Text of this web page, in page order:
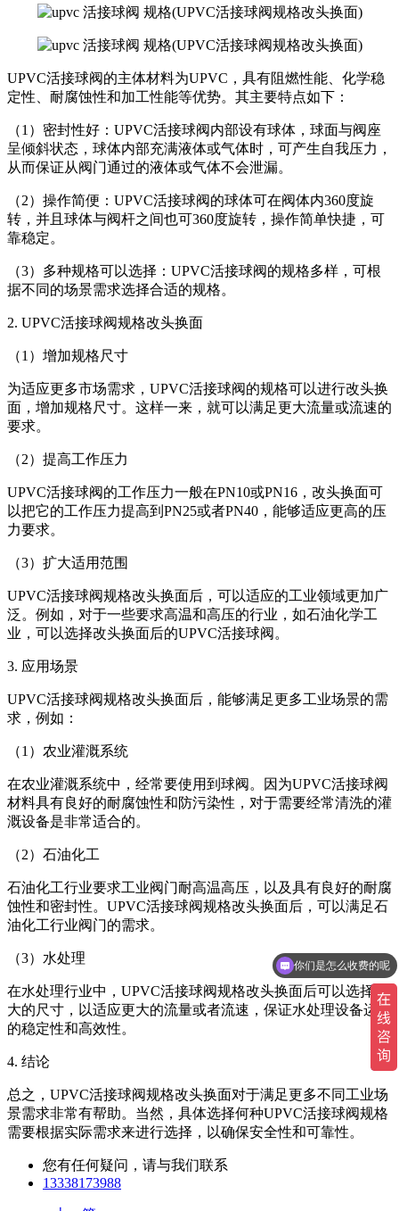
UPVC活接球阀的主体材料为UPVC，具有阻燃性能、化学稳
定性、耐腐蚀性和加工性能等优势。其主要特点如下：
（1）密封性好：UPVC活接球阀内部设有球体，球面与阀座
呈倾斜状态，球体内部充满液体或气体时，可产生自我压力，
从而保证从阀门通过的液体或气体不会泄漏。
（2）操作简便：UPVC活接球阀的球体可在阀体内360度旋
转，并且球体与阀杆之间也可360度旋转，操作简单快捷，可
靠稳定。
（3）多种规格可以选择：UPVC活接球阀的规格多样，可根
据不同的场景需求选择合适的规格。
2. UPVC活接球阀规格改头换面
（1）增加规格尺寸
为适应更多市场需求，UPVC活接球阀的规格可以进行改头换
面，增加规格尺寸。这样一来，就可以满足更大流量或流速的
要求。
（2）提高工作压力
UPVC活接球阀的工作压力一般在PN10或PN16，改头换面可
以把它的工作压力提高到PN25或者PN40，能够适应更高的压
力要求。
（3）扩大适用范围
UPVC活接球阀规格改头换面后，可以适应的工业领域更加广
泛。例如，对于一些要求高温和高压的行业，如石油化学工
业，可以选择改头换面后的UPVC活接球阀。
3. 应用场景
UPVC活接球阀规格改头换面后，能够满足更多工业场景的需
求，例如：
（1）农业灌溉系统
在农业灌溉系统中，经常要使用到球阀。因为UPVC活接球阀
材料具有良好的耐腐蚀性和防污染性，对于需要经常清洗的灌
溉设备是非常适合的。
（2）石油化工
石油化工行业要求工业阀门耐高温高压，以及具有良好的耐腐
蚀性和密封性。UPVC活接球阀规格改头换面后，可以满足石
油化工行业阀门的需求。
（3）水处理
在水处理行业中，UPVC活接球阀规格改头换面后可以选择更
大的尺寸，以适应更大的流量或者流速，保证水处理设备运行
的稳定性和高效性。
4. 结论
总之，UPVC活接球阀规格改头换面对于满足更多不同工业场
景需求非常有帮助。当然，具体选择何种UPVC活接球阀规格
需要根据实际需求来进行选择，以确保安全性和可靠性。
您有任何疑问，请与我们联系
13338173988
你们是怎么收费的呢
现在有优惠活动吗